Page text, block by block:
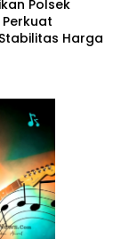
Polsek
Harga